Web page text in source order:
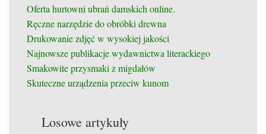
Oferta hurtowni ubrań damskich online.
Ręczne narzędzie do obróbki drewna
Drukowanie zdjęć w wysokiej jakości
Najnowsze publikacje wydawnictwa literackiego
Smakowite przysmaki z migdałów
Skuteczne urządzenia przeciw kunom
Losowe artykuły